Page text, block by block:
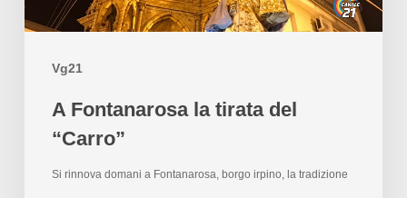
Vg21
A Fontanarosa la tirata del
“Carro”
Si rinnova domani a Fontanarosa, borgo irpino, la tradizione